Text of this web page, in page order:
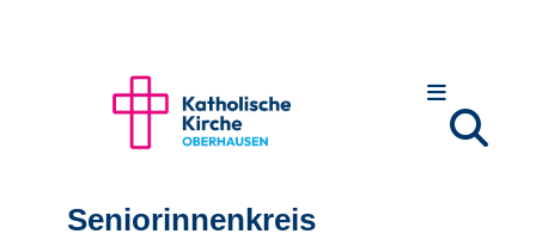
Seniorinnenkreis